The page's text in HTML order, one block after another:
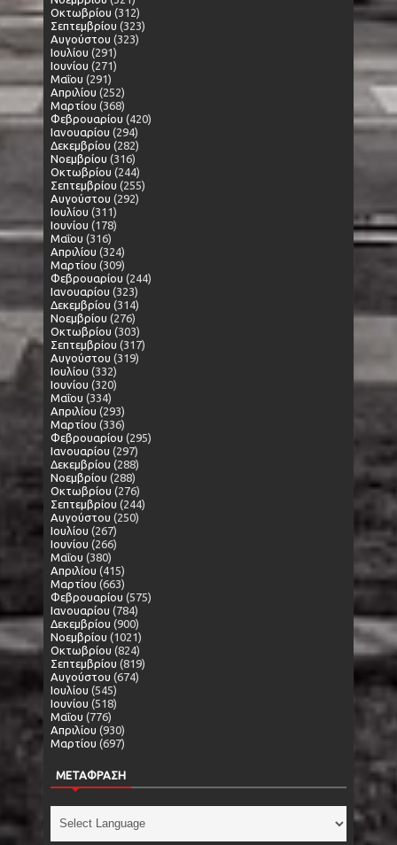
Οκτωβρίου (312)
Σεπτεμβρίου (323)
Αυγούστου (323)
Ιουλίου (291)
Ιουνίου (271)
Μαΐου (291)
Απριλίου (252)
Μαρτίου (368)
Φεβρουαρίου (420)
Ιανουαρίου (294)
Δεκεμβρίου (282)
Νοεμβρίου (316)
Οκτωβρίου (244)
Σεπτεμβρίου (255)
Αυγούστου (292)
Ιουλίου (311)
Ιουνίου (178)
Μαΐου (316)
Απριλίου (324)
Μαρτίου (309)
Φεβρουαρίου (244)
Ιανουαρίου (323)
Δεκεμβρίου (314)
Νοεμβρίου (276)
Οκτωβρίου (303)
Σεπτεμβρίου (317)
Αυγούστου (319)
Ιουλίου (332)
Ιουνίου (320)
Μαΐου (334)
Απριλίου (293)
Μαρτίου (336)
Φεβρουαρίου (295)
Ιανουαρίου (297)
Δεκεμβρίου (288)
Νοεμβρίου (288)
Οκτωβρίου (276)
Σεπτεμβρίου (244)
Αυγούστου (250)
Ιουλίου (267)
Ιουνίου (266)
Μαΐου (380)
Απριλίου (415)
Μαρτίου (663)
Φεβρουαρίου (575)
Ιανουαρίου (784)
Δεκεμβρίου (900)
Νοεμβρίου (1021)
Οκτωβρίου (824)
Σεπτεμβρίου (819)
Αυγούστου (674)
Ιουλίου (545)
Ιουνίου (518)
Μαΐου (776)
Απριλίου (930)
Μαρτίου (697)
ΜΕΤΑΦΡΑΣΗ